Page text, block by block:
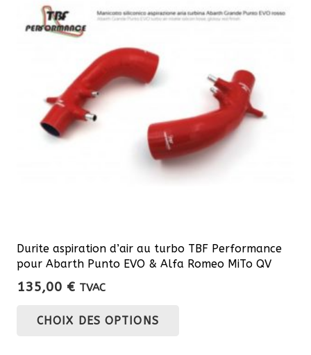
Durite aspiration d’air au turbo TBF Performance
pour Abarth Punto EVO & Alfa Romeo MiTo QV
135,00 € TVAC
CHOIX DES OPTIONS